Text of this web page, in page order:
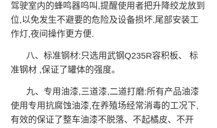
驾驶室内的蜂鸣器呜叫,提醒使用者把升降绞龙放到
位,以免发生不避要的危险及设备损坏.尾部安装工
作灯,夜间操作更方便.
八、标准钢材:只选用武钢Q235R容积板、 标
准钢材 ,保证了罐体的强度。
九、专用油漆,三道漆,二道打磨:所有产品油漆
使用专用抗腐蚀油漆,在养殖场经常消毒的工况下,
有效的保证了整车油漆不脱落、不起橘皮、不开